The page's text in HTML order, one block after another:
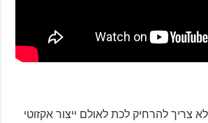
צריך להרחיק לכת לאולם ייצור אקזוטי